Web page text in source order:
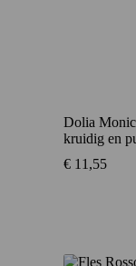
Dolia
kruidig en
€ 11,55